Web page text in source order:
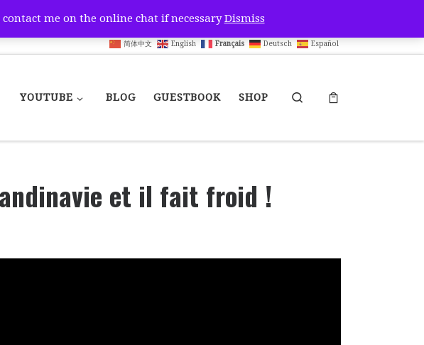
me on the online chat if necessaryDismiss
简体中文 English Français Deutsch Español
YOUTUBE BLOG GUESTBOOK SHOP Search
et il fait froid !